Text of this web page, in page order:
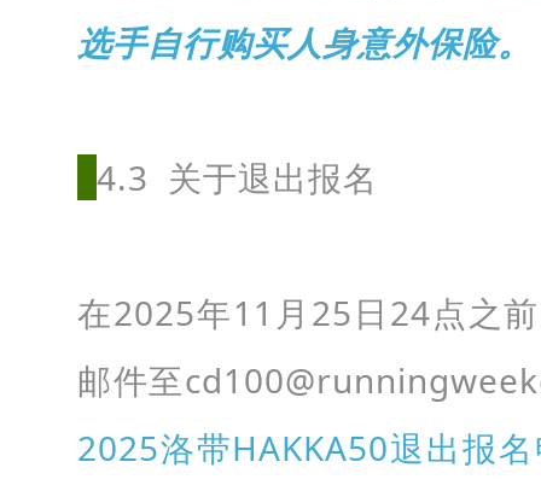
选手自行购买人身意外保险。
4.3 关于退出报名
在2025年11月25日24点之
邮件至
2025洛带HAKKA50退出报